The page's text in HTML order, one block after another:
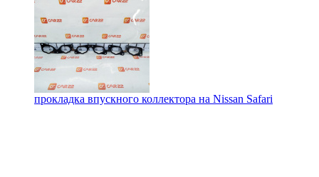
прокладка впускного коллектора на Nissan Safari